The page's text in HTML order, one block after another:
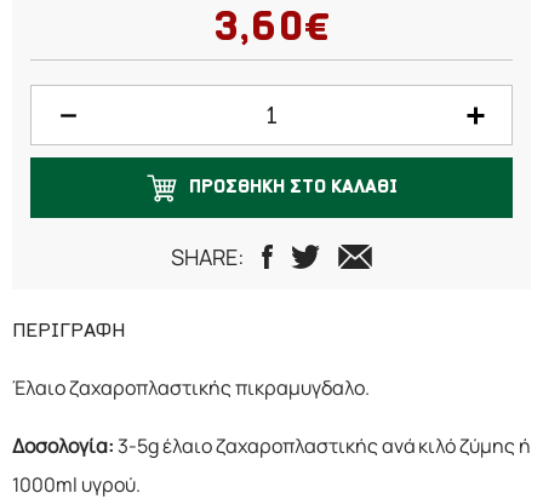
3,60€
ΠΡΟΣΘΗΚΗ ΣΤΟ ΚΑΛΑΘΙ
SHARE:
ΠΕΡΙΓΡΑΦΗ
Έλαιο ζαχαροπλαστικής πικραμυγδαλο.
Δοσολογία: 3-5g έλαιο ζαχαροπλαστικής ανά κιλό ζύμης ή
1000ml υγρού.